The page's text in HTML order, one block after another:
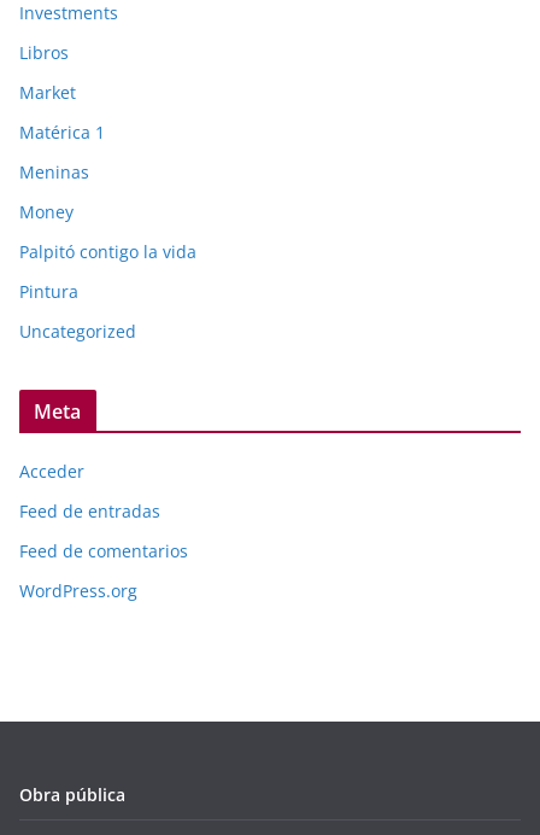
Investments
Libros
Market
Matérica 1
Meninas
Money
Palpitó contigo la vida
Pintura
Uncategorized
Meta
Acceder
Feed de entradas
Feed de comentarios
WordPress.org
Obra pública